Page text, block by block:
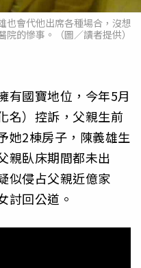
也會代他出席各種場合，沒想
的慘事。（圖／讀者提供）
有國寶地位，今年5月
名）控訴，父親生前
她2棟房子，陳義雄生
親臥床期間都未出
似侵占父親近億家
討回公道。